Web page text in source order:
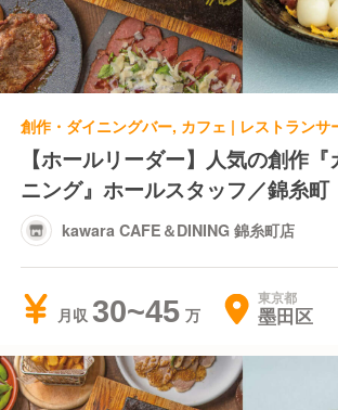
【ホールリーダー】人気の創作
ニング』ホールスタッフ／錦糸町
kawara CAFE＆DINING 錦糸町店
月収 30~45 東京都
墨田区